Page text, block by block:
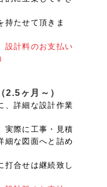
持たせて頂きま
設計料のお支払い
ヶ月～）
、詳細な設計作業
実際に工事・見積
細な図面へと詰め
打合せは継続致し